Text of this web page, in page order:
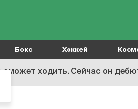
Бокс Хоккей
Сейчас он дебютировал за основу –